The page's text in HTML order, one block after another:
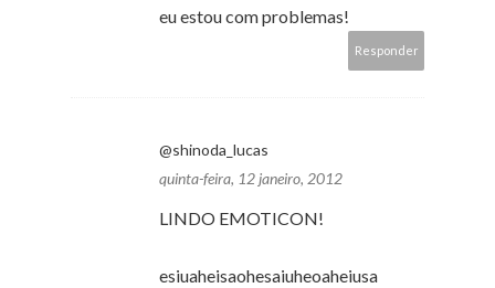
eu estou com problemas!
Responder
@shinoda_lucas
quinta-feira, 12 janeiro, 2012
LINDO EMOTICON!
esiuaheisaohesaiuheoaheiusa